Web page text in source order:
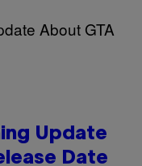
Update
Date